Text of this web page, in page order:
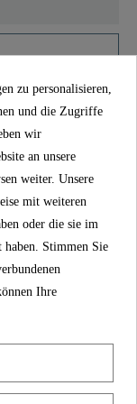
- 02083
zu personalisieren,
und die Zugriffe
wir
an unsere
weiter. Unsere
mit weiteren
oder die sie im
haben. Stimmen Sie
Ihre